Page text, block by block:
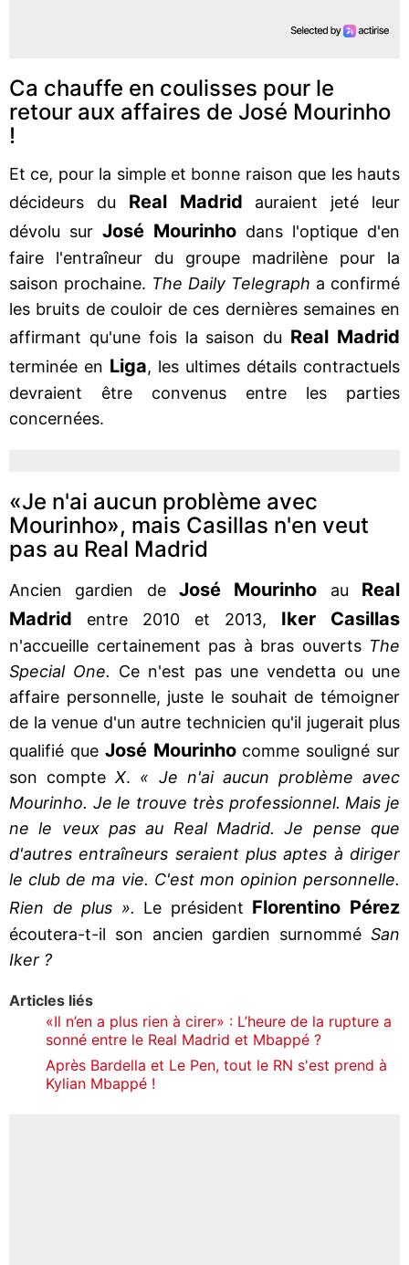
Ca chauffe en coulisses pour le
retour aux affaires de José Mourinho
!
Et ce, pour la simple et bonne raison que les hauts
décideurs du Real Madrid auraient jeté leur
dévolu sur José Mourinho dans l'optique d'en
faire l'entraîneur du groupe madrilène pour la
saison prochaine. The Daily Telegraph a confirmé
les bruits de couloir de ces dernières semaines en
affirmant qu'une fois la saison du Real Madrid
terminée en Liga, les ultimes détails contractuels
devraient être convenus entre les parties
concernées.
«Je n'ai aucun problème avec
Mourinho», mais Casillas n'en veut
pas au Real Madrid
Ancien gardien de José Mourinho au Real
Madrid
entre 2010 et 2013, Iker Casillas
n'accueille certainement pas à bras ouvertsThe
Special One. Ce n'est pas une vendetta ou une
affaire personnelle, juste le souhait de témoigner
de la venue d'un autre technicien qu'il jugerait plus
qualifié que José Mourinho comme souligné sur
son compteX. « Je n'ai aucun problème avec
Mourinho. Je le trouve très professionnel. Mais je
ne le veux pas au Real Madrid. Je pense que
d'autres entraîneurs seraient plus aptes à diriger
le club de ma vie. C'est mon opinion personnelle.
Rien de plus ». Le président Florentino Pérez
écoutera-t-il son ancien gardien surnommé San
Iker ?
Articles liés
«Il n’en a plus rien à cirer» : L’heure de la rupture a
sonné entre le Real Madrid et Mbappé ?
Après Bardella et Le Pen, tout le RN s'est prend à
Kylian Mbappé !